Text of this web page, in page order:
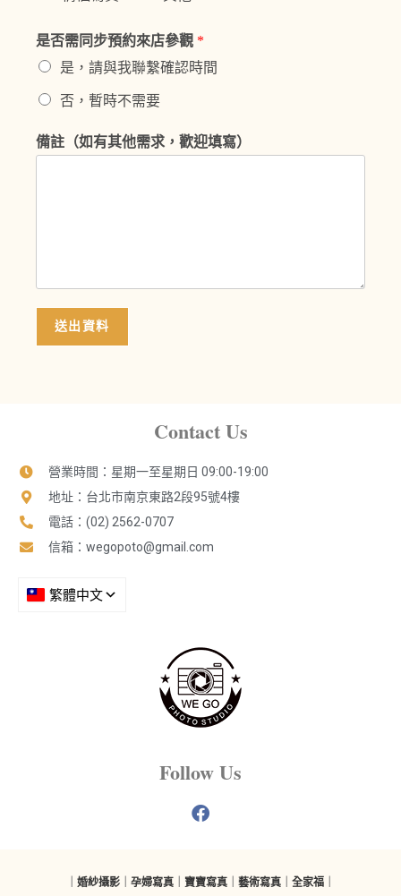
是否需同步預約來店參觀 *
是，請與我聯繫確認時間
否，暫時不需要
備註（如有其他需求，歡迎填寫）
送出資料
Contact Us
營業時間：星期一至星期日 09:00-19:00
地址：台北市南京東路2段95號4樓
電話：(02) 2562-0707
信箱： wegopoto@gmail.com
Follow Us
婚紗攝影 孕婦寫真 寶寶寫真 藝術寫真 全家福